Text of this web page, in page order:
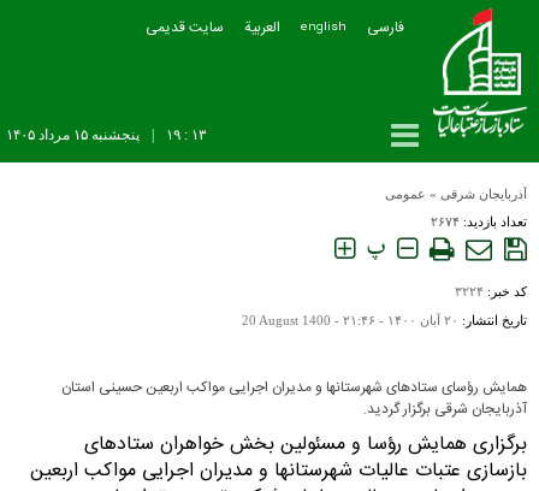
فارسی english العربیة سایت قدیمی
پنجشنبه ۱۵ مرداد ۱۴۰۵ ۱۳ : ۱۹
آذربایجان شرقی » عمومی
تعداد بازدید: ۲۶۷۴
پ
کد خبر: ۳۲۲۴
تاریخ انتشار: ۲۰ آبان ۱۴۰۰ - ۲۱:۴۶ - 20 August 1400
همایش رؤسای ستادهای شهرستانها و مديران اجرایی مواکب اربعین حسینی استان
آذربایجان شرقی برگزار گردید.
برگزاری همایش رؤسا و مسئولین بخش خواهران ستادهای
بازسازی عتبات عالیات شهرستانها و مديران اجرایی مواکب اربعین